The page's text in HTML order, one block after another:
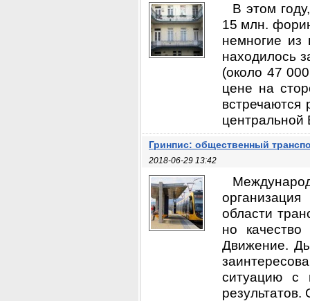
В этом
15 млн.
немногие из
находилось
(около 47
цене на
центральной
Гринпис: общественный
2018-06-29 13:42
области
но
Движение.
ситуацию с